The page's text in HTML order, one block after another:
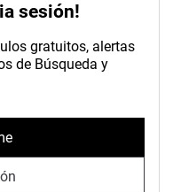
sesión!
gratuitos, alertas
de Búsqueda y